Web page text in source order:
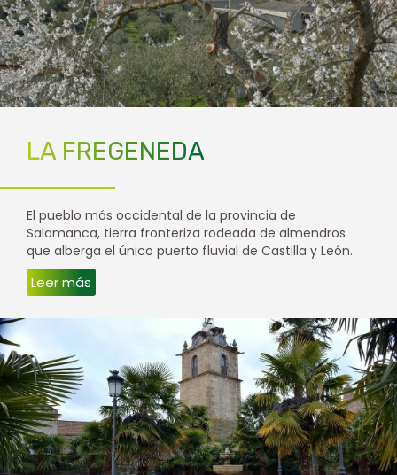
LA FREGENEDA
El pueblo más occidental de la provincia de
Salamanca, tierra fronteriza rodeada de almendros
que alberga el único puerto fluvial de Castilla y León.
Leer más